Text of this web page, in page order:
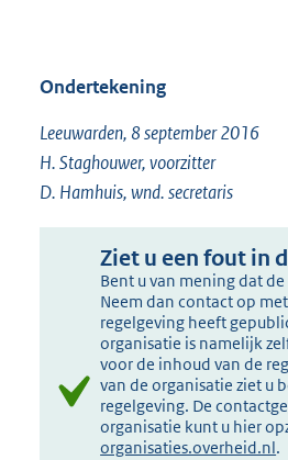
Ondertekening
Leeuwarden, 8 september 2016
H. Staghouwer, voorzitter
D. Hamhuis, wnd. secretaris
Ziet u een fout in
Bent u van mening dat
Neem dan contact op
regelgeving heeft
organisatie is namelijk
voor de inhoud van de
van de organisatie ziet u
regelgeving. De
organisatie kunt u hier
organisaties.overheid.nl.